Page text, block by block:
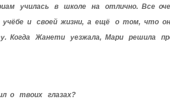
училась в школе на отлично. Все
и своей жизни, а ещё о том, что
Жанети уезжала, Мари решила
о твоих глазах?